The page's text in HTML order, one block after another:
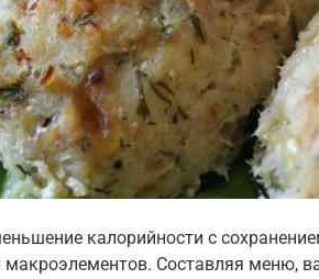
калорийности с
макроэлементов. Составляя меню,